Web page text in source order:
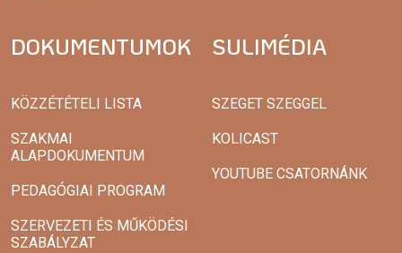
DOKUMENTUMOK
KÖZZÉTÉTELI LISTA
SZAKMAI
ALAPDOKUMENTUM
PEDAGÓGIAI PROGRAM
SZERVEZETI ÉS MŰKÖDÉSI
SZABÁLYZAT
SULIMÉDIA
SZEGET SZEGGEL
KOLICAST
YOUTUBE CSATORNÁNK